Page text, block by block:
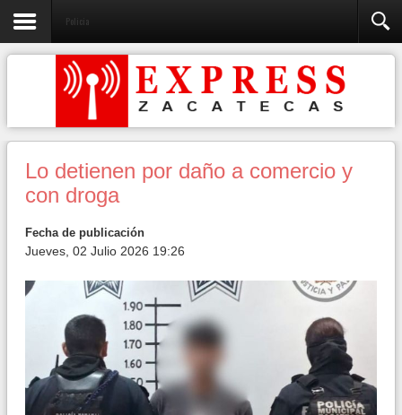
Policia
Lo detienen por daño a comercio y
con droga
Fecha de publicación
Jueves, 02 Julio 2026 19:26